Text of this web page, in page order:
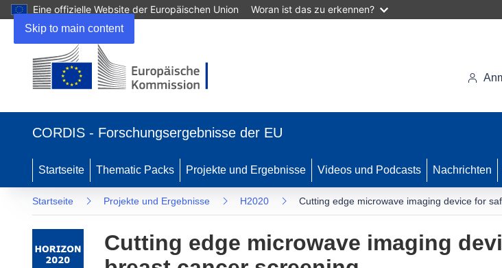
Skip to main content
Eine offizielle Website der Europäischen Union Woran ist das zu erkennen?
neuem
CORDIS - Forschungsergebnisse der EU
Startseite Thematic Packs Projekte und Ergebnisse Videos und Podcasts Nachrichten
Startseite Projekte und Ergebnisse H2020 Cutting edge microwave imaging device for
Cutting edge microwave imaging